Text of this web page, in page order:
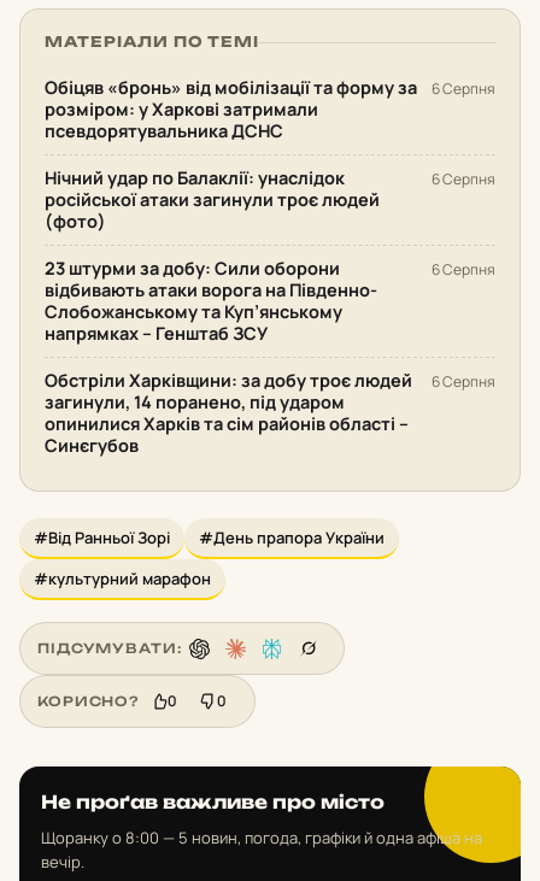
МАТЕРІАЛИ ПО ТЕМІ
Обіцяв «бронь» від мобілізації та форму за
розміром: у Харкові затримали
псевдорятувальника ДСНС
6 Серпня
Нічний удар по Балаклії: унаслідок
російської атаки загинули троє людей
(фото)
6 Серпня
23 штурми за добу: Сили оборони
відбивають атаки ворога на Південно-
Слобожанському та Куп’янському
напрямках – Генштаб ЗСУ
6 Серпня
Обстріли Харківщини: за добу троє людей
загинули, 14 поранено, під ударом
опинилися Харків та сім районів області –
Синєгубов
6 Серпня
#Від Ранньої Зорі
#День прапора України
#культурний марафон
ПІДСУМУВАТИ:
КОРИСНО? 0 0
Не проґав важливе про місто
Щоранку о 8:00 — 5 новин, погода, графіки й одна афіша на
вечір.